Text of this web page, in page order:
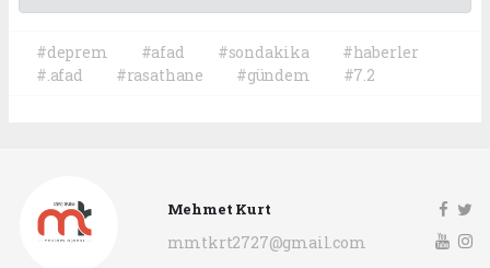
#deprem #afad #sondakika
#haberler
#.afad
#rasathane #gündem #7.2
Mehmet Kurt
mmtkrt2727@gmail.com